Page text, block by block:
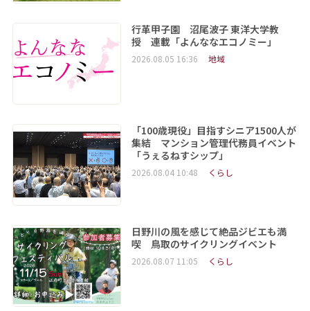
行革甲子園 沼尾波子 東洋大学教
授 連載「よんななエコノミー」
2026.08.05 16:36 地域
「100歳現役」目指すシニア1500人が
集結 マンション管理代務員イベント
「うぇるねすシップ」
2026.08.04 10:48 くらし
日野川の風を感じて絶品ジビエも満
喫 鳥取のサイクリングイベント
2026.08.07 11:05 くらし